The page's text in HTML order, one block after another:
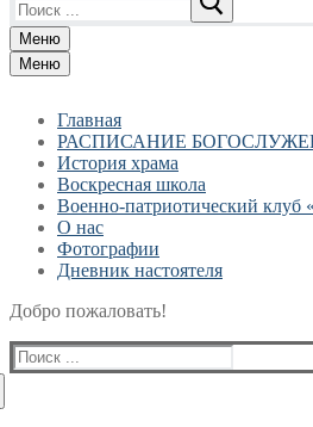
Меню
Меню
Главная
РАСПИСАНИЕ
История храма
Воскресная школа
Военно-патриотический
О нас
Фотографии
Дневник настоятеля
Добро пожаловать!
Найти: